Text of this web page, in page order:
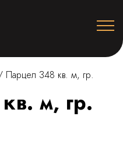
Парцел 348 кв. м, гр.
м, гр.